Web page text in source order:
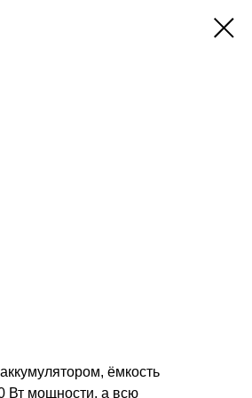
ёмкость
Вт мощности, а всю